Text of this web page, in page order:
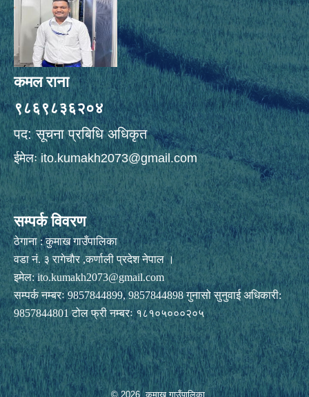
कमल राना
९८६९८३६२०४
पद: सूचना प्रबिधि अधिकृत
ईमेलःito.kumakh2073@gmail.com
सम्पर्क विवरण
ठेगाना : कुमाख गाउँपालिका
वडा नं. ३ रागेचाैर ,कर्णाली प्रदेश नेपाल ।
इमेल:ito.kumakh2073@gmail.com
सम्पर्क नम्बरः 9857844899, 9857844898 गुनासो सुनुवाई अधिकारी:
9857844801 टोल फ्री नम्बरः १८१०५०००२०५
© 2026 कुमाख गाउँपालिका